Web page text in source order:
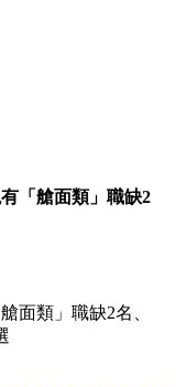
「艙面類」職缺2
面類」職缺2名、